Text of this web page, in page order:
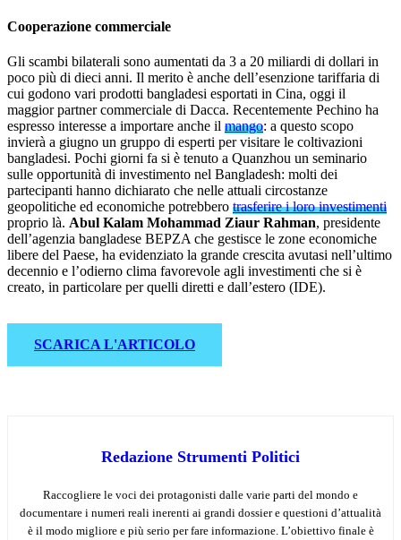
Cooperazione commerciale
Gli scambi bilaterali sono aumentati da 3 a 20 miliardi di dollari in
poco più di dieci anni. Il merito è anche dell’esenzione tariffaria di
cui godono vari prodotti bangladesi esportati in Cina, oggi il
maggior partner commerciale di Dacca. Recentemente Pechino ha
espresso interesse a importare anche il mango: a questo scopo
invierà a giugno un gruppo di esperti per visitare le coltivazioni
bangladesi. Pochi giorni fa si è tenuto a Quanzhou un seminario
sulle opportunità di investimento nel Bangladesh: molti dei
partecipanti hanno dichiarato che nelle attuali circostanze
geopolitiche ed economiche potrebbero trasferire i loro investimenti
proprio là. Abul Kalam Mohammad Ziaur Rahman, presidente
dell’agenzia bangladese BEPZA che gestisce le zone economiche
libere del Paese, ha evidenziato la grande crescita avutasi nell’ultimo
decennio e l’odierno clima favorevole agli investimenti che si è
creato, in particolare per quelli diretti e dall’estero (IDE).
SCARICA L'ARTICOLO
Redazione Strumenti Politici
Raccogliere le voci dei protagonisti dalle varie parti del mondo e
documentare i numeri reali inerenti ai grandi dossier e questioni d’attualità
è il modo migliore e più serio per fare informazione. L’obiettivo finale è